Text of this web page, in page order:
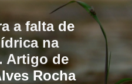
a falta de
na
Artigo de
Rocha